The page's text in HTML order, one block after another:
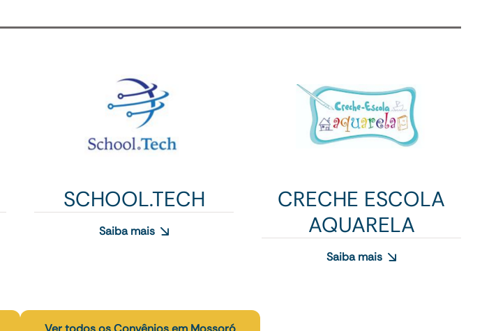
SCHOOL.TECH
Saiba mais
CRECHE ESCOLA
AQUARELA
Saiba mais